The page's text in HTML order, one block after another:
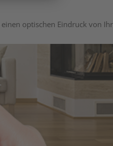
optischen Eindruck von